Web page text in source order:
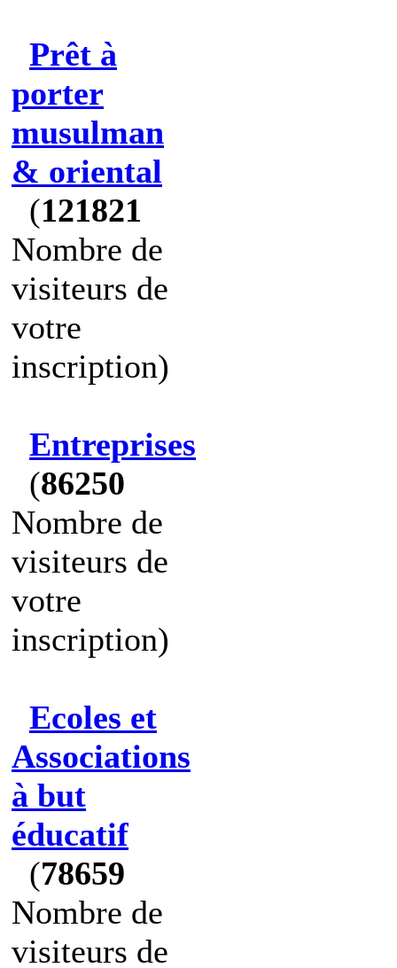
Prêt à
porter
musulman
& oriental
(121821
Nombre de
visiteurs de
votre
inscription)
Entreprises
(86250
Nombre de
visiteurs de
votre
inscription)
Ecoles et
Associations
à but
éducatif
(78659
Nombre de
visiteurs de